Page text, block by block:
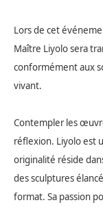
Lors de cet
Maître Liyolo sera
conformément aux
vivant.
Contempler les
réflexion. Liyolo est
originalité réside
des sculptures
format. Sa passion